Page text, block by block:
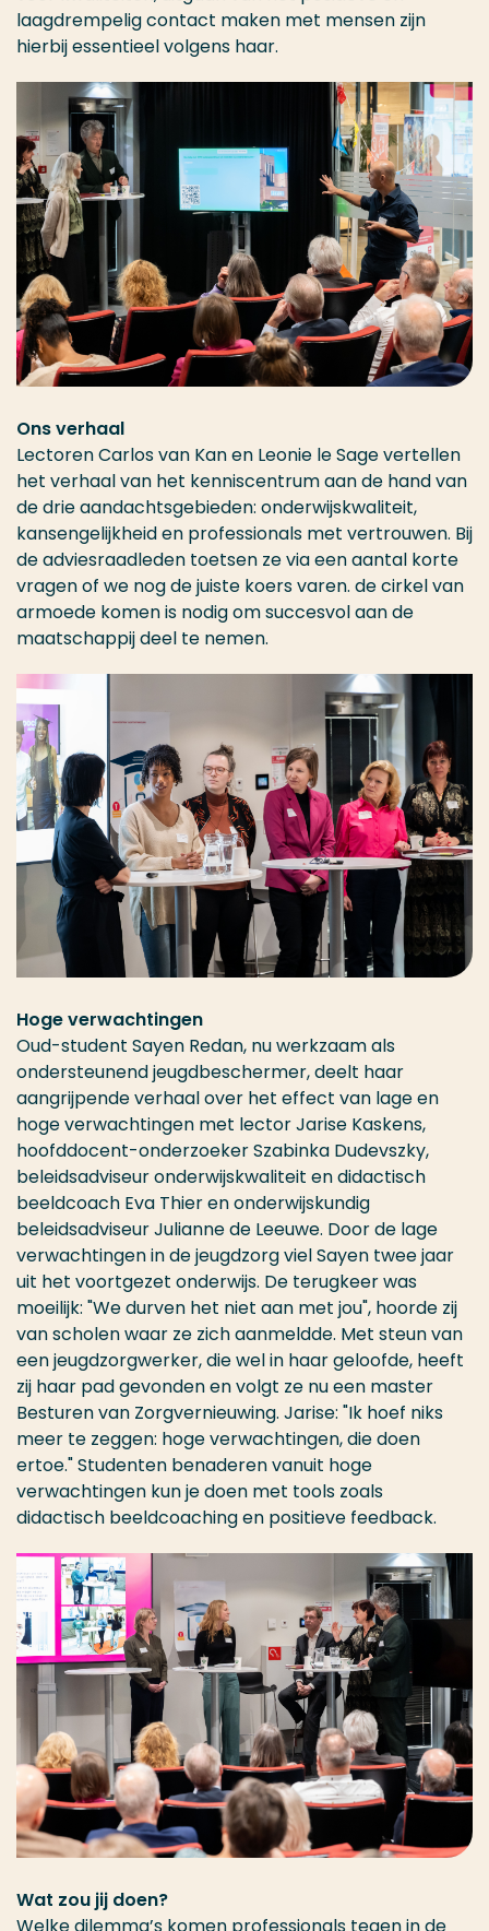
laagdrempelig contact maken met mensen zijn
hierbij essentieel volgens haar.
Ons verhaal
Lectoren Carlos van Kan en Leonie le Sage vertellen
het verhaal van het kenniscentrum aan de hand van
de drie aandachtsgebieden: onderwijskwaliteit,
kansengelijkheid en professionals met vertrouwen. Bij
de adviesraadleden toetsen ze via een aantal korte
vragen of we nog de juiste koers varen. de cirkel van
armoede komen is nodig om succesvol aan de
maatschappij deel te nemen.
Hoge verwachtingen
Oud-student Sayen Redan, nu werkzaam als
ondersteunend jeugdbeschermer, deelt haar
aangrijpende verhaal over het effect van lage en
hoge verwachtingen met lector Jarise Kaskens,
hoofddocent-onderzoeker Szabinka Dudevszky,
beleidsadviseur onderwijskwaliteit en didactisch
beeldcoach Eva Thier en onderwijskundig
beleidsadviseur Julianne de Leeuwe. Door de lage
verwachtingen in de jeugdzorg viel Sayen twee jaar
uit het voortgezet onderwijs. De terugkeer was
moeilijk: "We durven het niet aan met jou", hoorde zij
van scholen waar ze zich aanmeldde. Met steun van
een jeugdzorgwerker, die wel in haar geloofde, heeft
zij haar pad gevonden en volgt ze nu een master
Besturen van Zorgvernieuwing. Jarise: "Ik hoef niks
meer te zeggen: hoge verwachtingen, die doen
ertoe." Studenten benaderen vanuit hoge
verwachtingen kun je doen met tools zoals
didactisch beeldcoaching en positieve feedback.
Wat zou jij doen?